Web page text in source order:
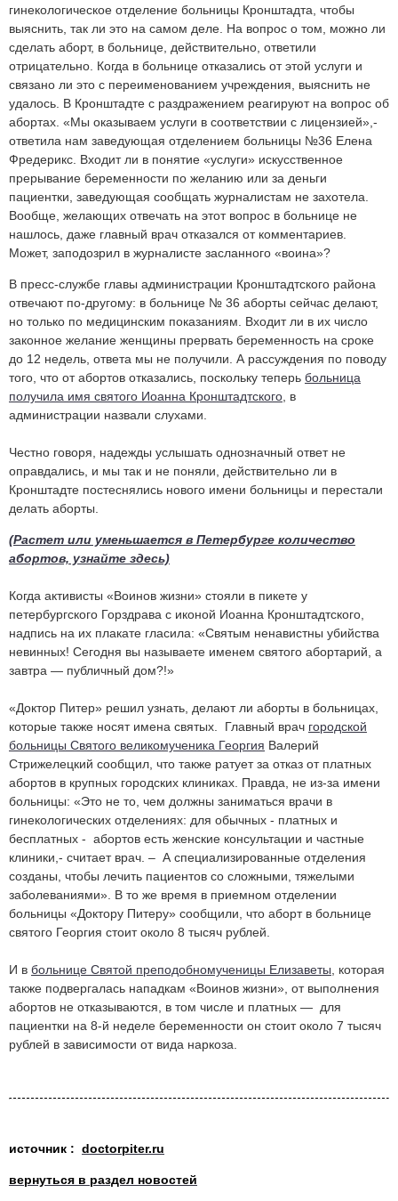
гинекологическое отделение больницы Кронштадта, чтобы
выяснить, так ли это на самом деле. На вопрос о том, можно ли
сделать аборт, в больнице, действительно, ответили
отрицательно. Когда в больнице отказались от этой услуги и
связано ли это с переименованием учреждения, выяснить не
удалось. В Кронштадте с раздражением реагируют на вопрос об
абортах. «Мы оказываем услуги в соответствии с лицензией»,-
ответила нам заведующая отделением больницы №36 Елена
Фредерикс. Входит ли в понятие «услуги» искусственное
прерывание беременности по желанию или за деньги
пациентки, заведующая сообщать журналистам не захотела.
Вообще, желающих отвечать на этот вопрос в больнице не
нашлось, даже главный врач отказался от комментариев.
Может, заподозрил в журналисте засланного «воина»?
В пресс-службе главы администрации Кронштадтского района
отвечают по-другому: в больнице № 36 аборты сейчас делают,
но только по медицинским показаниям. Входит ли в их число
законное желание женщины прервать беременность на сроке
до 12 недель, ответа мы не получили. А рассуждения по поводу
того, что от абортов отказались, поскольку теперь больница
получила имя святого Иоанна Кронштадтского , в
администрации назвали слухами.
Честно говоря, надежды услышать однозначный ответ не
оправдались, и мы так и не поняли, действительно ли в
Кронштадте постеснялись нового имени больницы и перестали
делать аборты.
(Растет или уменьшается в Петербурге количество
абортов, узнайте здесь)
Когда активисты «Воинов жизни» стояли в пикете у
петербургского Горздрава с иконой Иоанна Кронштадтского,
надпись на их плакате гласила: «Святым ненавистны убийства
невинных! Сегодня вы называете именем святого абортарий, а
завтра — публичный дом?!»
«Доктор Питер» решил узнать, делают ли аборты в больницах,
которые также носят имена святых. Главный врач городской
больницы Святого великомученика Георгия Валерий
Стрижелецкий сообщил, что также ратует за отказ от платных
абортов в крупных городских клиниках. Правда, не из-за имени
больницы: «Это не то, чем должны заниматься врачи в
гинекологических отделениях: для обычных - платных и
бесплатных - абортов есть женские консультации и частные
клиники,- считает врач. – А специализированные отделения
созданы, чтобы лечить пациентов со сложными, тяжелыми
заболеваниями». В то же время в приемном отделении
больницы «Доктору Питеру» сообщили, что аборт в больнице
святого Георгия стоит около 8 тысяч рублей.
И в больнице Святой преподобномученицы Елизаветы , которая
также подвергалась нападкам «Воинов жизни», от выполнения
абортов не отказываются, в том числе и платных — для
пациентки на 8-й неделе беременности он стоит около 7 тысяч
рублей в зависимости от вида наркоза.
источник : doctorpiter.ru
вернуться в раздел новостей